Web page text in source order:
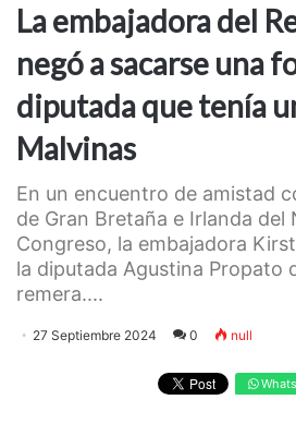
La embajadora del
negó a sacarse una
diputada que tenía
Malvinas
En un encuentro de amistad
de Gran Bretaña e Irlanda del
Congreso, la embajadora
la diputada Agustina Propato
remera....
27 Septiembre 2024 0 null